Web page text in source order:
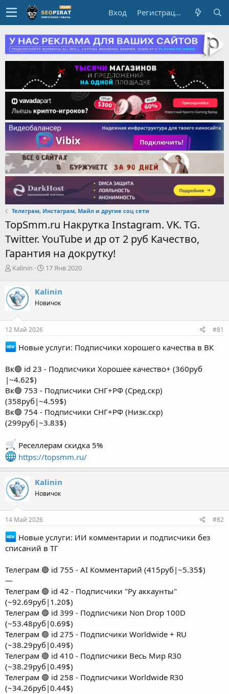
Вход Регистрация
Телеграм, Инстаграм, Майл и другие соц сети
TopSmm.ru Накрутка Instagram. VK. TG.
Twitter. YouTube и др от 2 руб Качество,
Гарантия на докрутку!
А
т
о
р
е
м
ы
Kalinin
Д
а
н
ч
а
17 Янв 2020
Kalinin
Новичок
12 Май 2026 #81
Новые услуги: Подписчики хорошего качества в ВК
Вк🟢 id 23 - Подписчики Хорошее качество+ (360руб
|~4.62$)
Вк🟢 753 - Подписчики СНГ+РФ (Сред.скр)
(358руб|~4.59$)
Вк🟢 754 - Подписчики СНГ+РФ (Низк.скр)
(299руб|~3.83$)
Реселлерам скидка 5%
https://topsmm.ru/
Kalinin
Новичок
14 Май 2026 #82
Новые услуги: ИИ комментарии и подписчики без
списаний в ТГ
Телеграм 🟢 id 755 - AI Комментарий (415руб|~5.35$)
—
Телеграм 🟢 id 42 - Подписчики "Ру аккаунты"
(~92.69руб|1.20$)
Телеграм 🟢 id 399 - Подписчики Non Drop 100D
(~53.48руб|0.69$)
Телеграм 🟢 id 275 - Подписчики Worldwide + RU
(~38.29руб|0.49$)
Телеграм 🟢 id 410 - Подписчики Весь Мир R30
(~38.29руб|0.49$)
Телеграм 🟢 id 258 - Подписчики Worldwide R30
(~34.26руб|0.44$)